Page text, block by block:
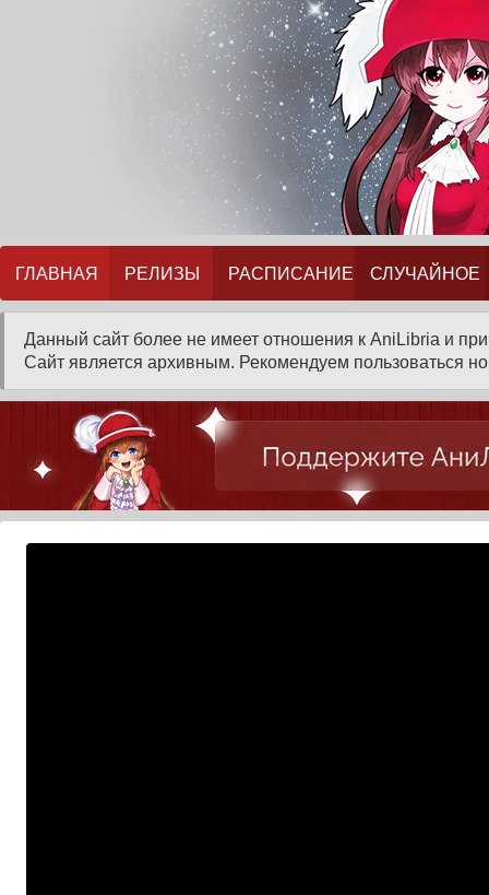
ГЛАВНАЯ РЕЛИЗЫ РАСПИСАНИЕ СЛУЧАЙНОЕ
Данный сайт более не имеет отношения к AniLibria и
Сайт является архивным. Рекомендуем пользоваться